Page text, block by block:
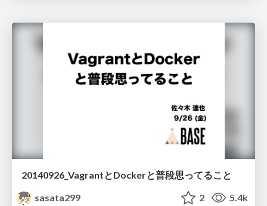
20140926_VagrantとDockerと普段思ってること
sasata299
2 5.4k